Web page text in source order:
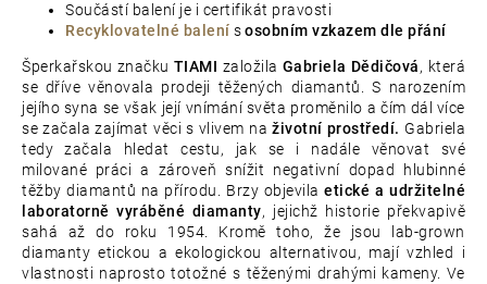
Součástí balení je i certifikát pravosti
Recyklovatelné balení sosobním vzkazem dle přání
Šperkařskou značku TIAMI založila Gabriela Dědičová, která
se dříve věnovala prodeji těžených diamantů. S narozením
jejího syna se však její vnímání světa proměnilo a čím dál více
se začala zajímat věci s vlivem naživotní prostředí. Gabriela
tedy začala hledat cestu, jak se i nadále věnovat své
milované práci a zároveň snížit negativní dopad hlubinné
těžby diamantů na přírodu. Brzy objevilaetické a udržitelné
laboratorně vyráběné diamanty, jejichž historie překvapivě
sahá až do roku 1954. Kromě toho, že jsou lab-grown
diamanty etickou a ekologickou alternativou, mají vzhled i
vlastnosti naprosto totožné s těženými drahými kameny. Ve